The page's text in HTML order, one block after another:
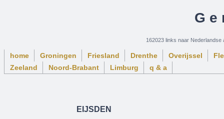
162023 links naar
home Groningen Friesland Drenthe Overijssel
Zeeland
Noord-Brabant Limburg q & a
EIJSDEN